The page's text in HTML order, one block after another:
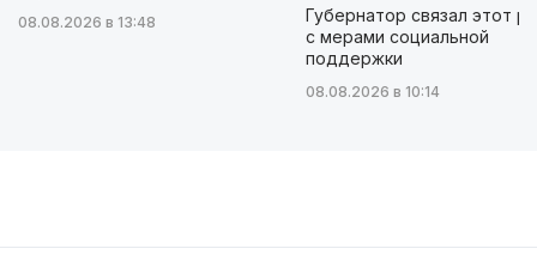
08.08.2026 в 13:48
Губернатор связал этот
с мерами социальной
поддержки
08.08.2026 в 10:14